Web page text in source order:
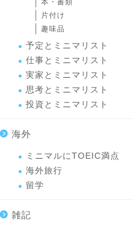
片付け
趣味品
予定とミニマリスト
仕事とミニマリスト
実家とミニマリスト
思考とミニマリスト
投資とミニマリスト
海外
ミニマルにTOEIC満点
海外旅行
留学
雑記